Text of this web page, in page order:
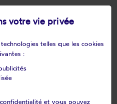
Le tartre-gaudran
Les alluets-le-roi
Les clayes-sous-bois
votre vie privée
telles que les cookies
:
et vous pouvez